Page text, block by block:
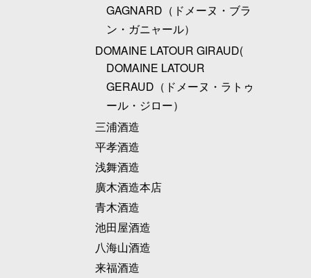
GAGNARD（ドメーヌ・ブラ
ン・ガニャール）
DOMAINE LATOUR GIRAUD(
DOMAINE LATOUR
GERAUD（ドメーヌ・ラトゥ
ール・ジロー）
三浦酒造
平孝酒造
浅舞酒造
廣木酒造本店
青木酒造
池田屋酒造
八海山酒造
来福酒造